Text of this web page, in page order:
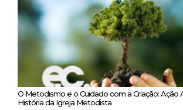
O Metodismo e o Cuidado com a Criação: Ação
História da Igreja Metodista